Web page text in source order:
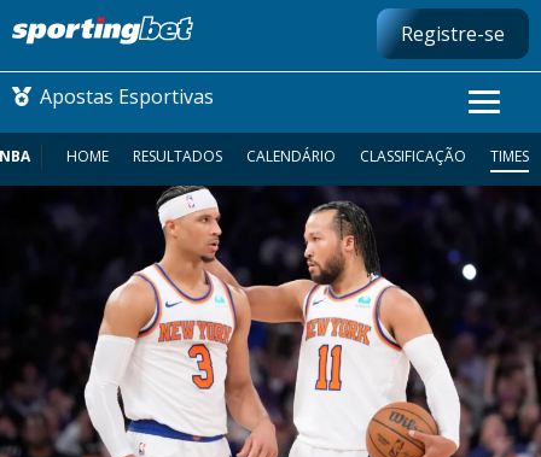
Registre-se
Apostas Esportivas
CONMEBOL LIBERTADORES
FUTEBOL NACIONAL
FUTEBOL INTERNACIONAL
COMO APOSTAR
MAIS ESPORTES
NBA HOME RESULTADOS CALENDÁRIO CLASSIFICAÇÃO TIMES